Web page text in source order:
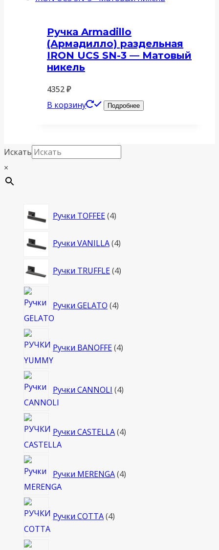
Ручка Armadillo
(Армадилло) раздельная
IRON UCS SN-3 — Матовый
никель
4352₽
В корзину
Подробнее
Искать
×
Ручки TOFFEE 44
Ручки VANILLA 44
Ручки TRUFFLE 44
Ручки GELATO 4товара
Ручки BANOFFE 4товара
Ручки CANNOLI 4товара
Ручки CASTELLA 4товара
Ручки MERENGA 4товара
Ручки COTTA 4товара